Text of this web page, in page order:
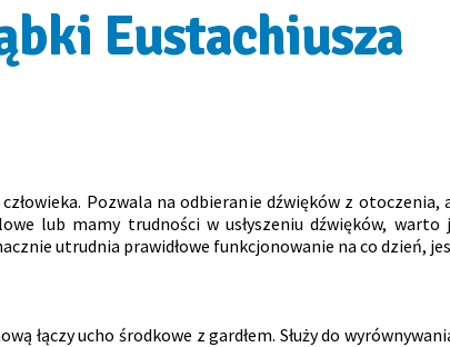
Eustachiusza
Pozwala na odbieranie dźwięków z
lub mamy trudności w usłyszeniu dźwięków, warto
utrudnia prawidłowe funkcjonowanie na co dzień,
łączy ucho środkowe z gardłem. Służy do